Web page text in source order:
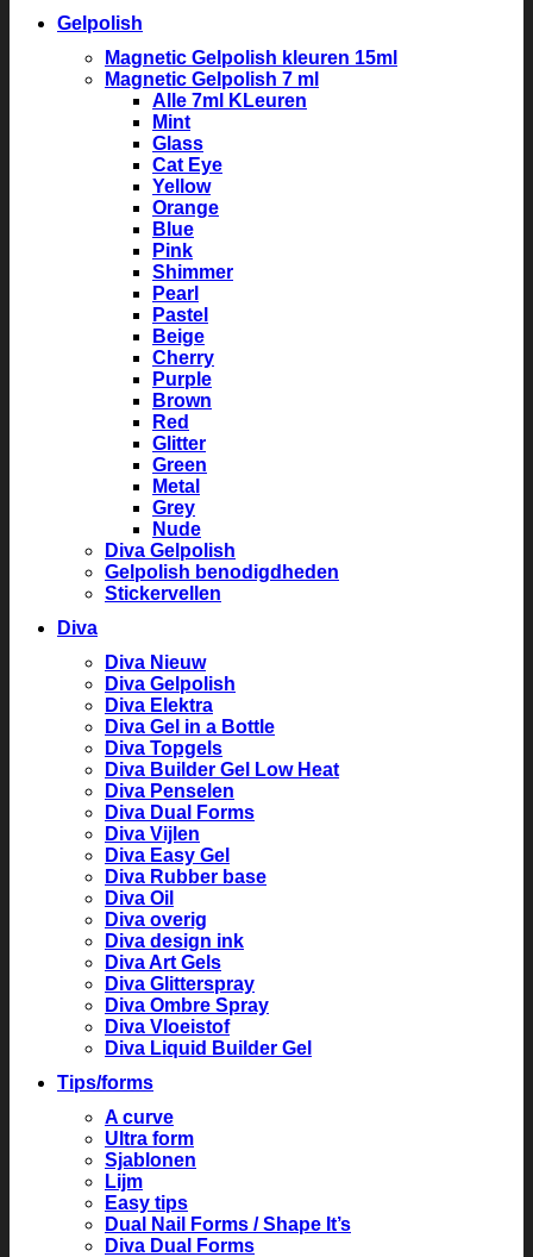
Gelpolish
Magnetic Gelpolish kleuren 15ml
Magnetic Gelpolish 7 ml
Alle 7ml KLeuren
Mint
Glass
Cat Eye
Yellow
Orange
Blue
Pink
Shimmer
Pearl
Pastel
Beige
Cherry
Purple
Brown
Red
Glitter
Green
Metal
Grey
Nude
Diva Gelpolish
Gelpolish benodigdheden
Stickervellen
Diva
Diva Nieuw
Diva Gelpolish
Diva Elektra
Diva Gel in a Bottle
Diva Topgels
Diva Builder Gel Low Heat
Diva Penselen
Diva Dual Forms
Diva Vijlen
Diva Easy Gel
Diva Rubber base
Diva Oil
Diva overig
Diva design ink
Diva Art Gels
Diva Glitterspray
Diva Ombre Spray
Diva Vloeistof
Diva Liquid Builder Gel
Tips/forms
A curve
Ultra form
Sjablonen
Lijm
Easy tips
Dual Nail Forms / Shape It’s
Diva Dual Forms